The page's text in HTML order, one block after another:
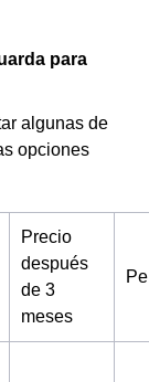
para
algunas de
opciones
Precio
después
de 3
meses